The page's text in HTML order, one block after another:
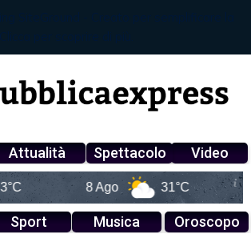
Attualità Spettacolo Video
8 Ago 31°C 9
Sport Musica Oroscopo